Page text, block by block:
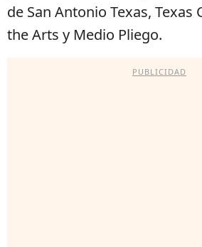
de San Antonio Texas,
the Arts y Medio Pliego.
PUBLICIDAD